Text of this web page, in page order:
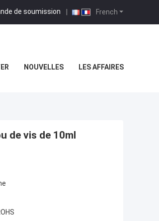
French
de soumission |
NOUVELLES LES AFFAIRES
de vis de 10ml